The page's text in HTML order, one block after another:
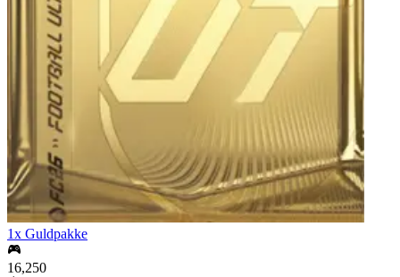
1x Guldpakke
16,250